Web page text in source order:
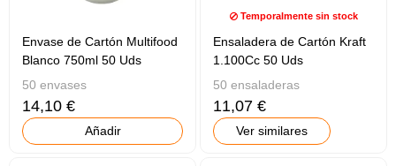
Envase de Cartón Multifood
Blanco 750ml 50 Uds
50 envases
14,10 €
Añadir
Temporalmente sin stock
Ensaladera de Cartón Kraft
1.100Cc 50 Uds
50 ensaladeras
11,07 €
Ver similares